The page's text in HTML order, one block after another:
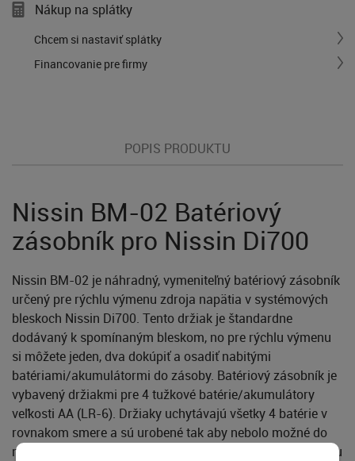
Nákup na splátky
Chcem si nastaviť splátky
Financovanie pre firmy
POPIS PRODUKTU
Nissin BM-02 Batériový
zásobník pro Nissin Di700
Nissin BM-02 je náhradný, vymeniteľný batériový zásobník
určený pre rýchlu výmenu zdroja napätia v systémových
bleskoch Nissin Di700. Tento držiak je štandardne
dodávaný k spomínaným bleskom, no pre rýchlu výmenu
si môžete jeden, dva dokúpiť a osadiť nabitými
batériami/akumulátormi do zásoby. Batériový zásobník je
vybavený držiakmi pre 4 tužkové batérie/akumulátory
veľkosti AA (LR-6). Držiaky uchytávajú všetky 4 batérie v
rovnakom smere a sú urobené tak aby nebolo možné do
nich vložiť batérie naopak. Takéto riešenie je jednoznačnou